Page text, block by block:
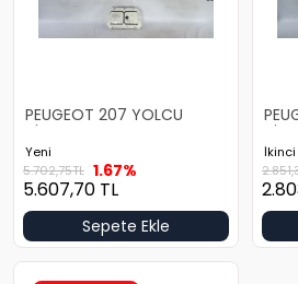
PEUGEOT 207 YOLCU
AİRBAG
Yeni
5.702,75TL 1.67%
5.607,70 TL
Sepete Ekle
İkinci